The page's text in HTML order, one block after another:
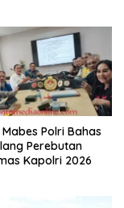
Mabes Polri Bahas
Perebutan
Kapolri 2026